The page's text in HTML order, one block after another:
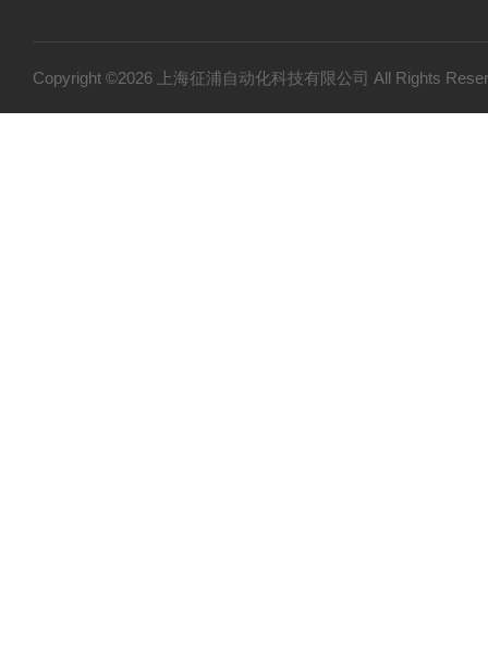
Copyright ©2026 上海征浦自动化科技有限公司 All Rights